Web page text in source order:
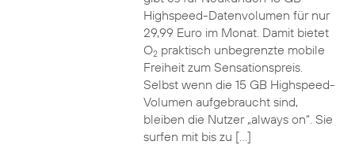
Highspeed-Datenvolumen für nur
29,99 Euro im Monat. Damit bietet
O2praktisch unbegrenzte mobile
Freiheit zum Sensationspreis.
Selbst wenn die 15 GB Highspeed-
Volumen aufgebraucht sind,
bleiben die Nutzer „always on“. Sie
surfen mit bis zu […]